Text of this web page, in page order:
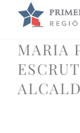
MARIA